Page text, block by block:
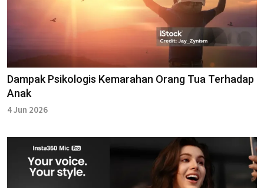
Dampak Psikologis Kemarahan Orang Tua Terhadap
Anak
4 Jun 2026